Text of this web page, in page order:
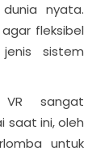
nyata.
fleksibel
sistem
sangat
saat ini, oleh
untuk